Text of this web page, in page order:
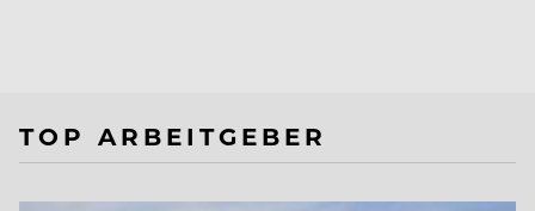
TOP ARBEITGEBER